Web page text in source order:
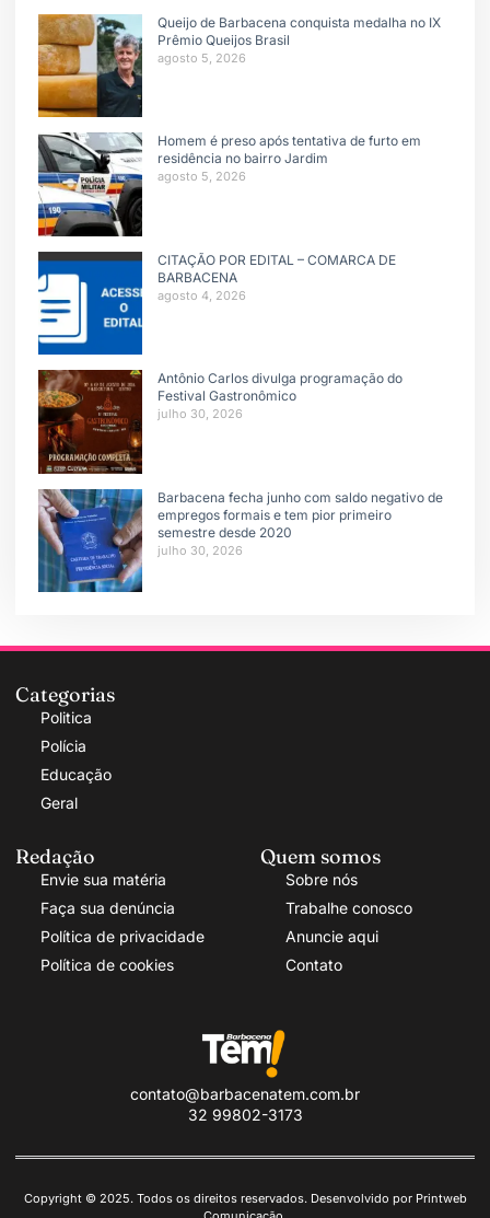
Queijo de Barbacena conquista medalha no IX
Prêmio Queijos Brasil
agosto 5, 2026
Homem é preso após tentativa de furto em
residência no bairro Jardim
agosto 5, 2026
CITAÇÃO POR EDITAL – COMARCA DE
BARBACENA
agosto 4, 2026
Antônio Carlos divulga programação do
Festival Gastronômico
julho 30, 2026
Barbacena fecha junho com saldo negativo de
empregos formais e tem pior primeiro
semestre desde 2020
julho 30, 2026
Categorias
Politica
Polícia
Educação
Geral
Redação
Envie sua matéria
Faça sua denúncia
Política de privacidade
Política de cookies
Quem somos
Sobre nós
Trabalhe conosco
Anuncie aqui
Contato
contato@barbacenatem.com.br
32 99802-3173
Copyright © 2025. Todos os direitos reservados. Desenvolvido por Printweb